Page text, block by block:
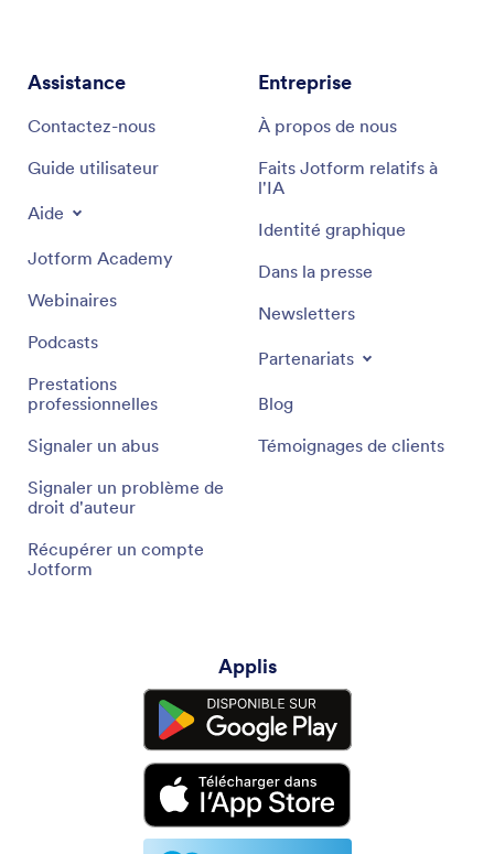
Assistance
Contactez-nous
Guide utilisateur
Aide
Jotform Academy
Webinaires
Podcasts
professionnelles
Signaler un abus
droit d'auteur
Entreprise
À propos de nous
l'IA
Identité graphique
Dans la presse
Newsletters
Partenariats
Blog
Applis